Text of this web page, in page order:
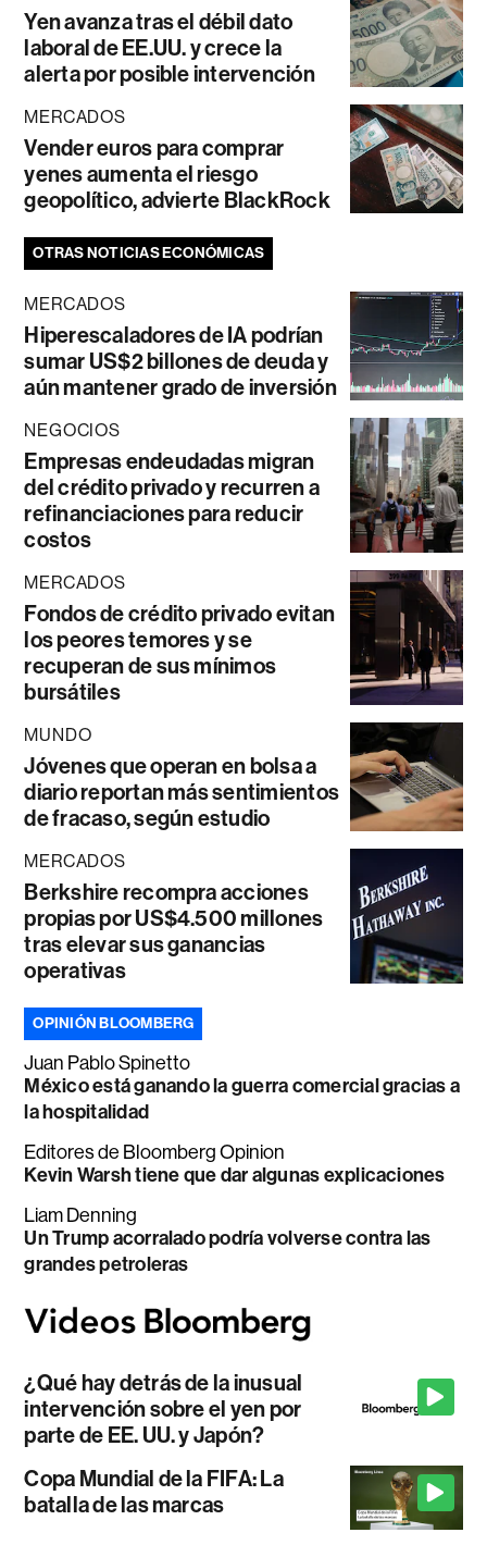
Yen avanza tras el débil dato
laboral de EE.UU. y crece la
alerta por posible intervención
MERCADOS
Vender euros para comprar
yenes aumenta el riesgo
geopolítico, advierte BlackRock
OTRAS NOTICIAS ECONÓMICAS
MERCADOS
Hiperescaladores de IA podrían
sumar US$2 billones de deuda y
aún mantener grado de inversión
NEGOCIOS
Empresas endeudadas migran
del crédito privado y recurren a
refinanciaciones para reducir
costos
MERCADOS
Fondos de crédito privado evitan
los peores temores y se
recuperan de sus mínimos
bursátiles
MUNDO
Jóvenes que operan en bolsa a
diario reportan más sentimientos
de fracaso, según estudio
MERCADOS
Berkshire recompra acciones
propias por US$4.500 millones
tras elevar sus ganancias
operativas
OPINIÓN BLOOMBERG
Juan Pablo Spinetto
México está ganando la guerra comercial gracias a
la hospitalidad
Editores de Bloomberg Opinion
Kevin Warsh tiene que dar algunas explicaciones
Liam Denning
Un Trump acorralado podría volverse contra las
grandes petroleras
¿Qué hay detrás de la inusual
intervención sobre el yen por
parte de EE. UU. y Japón?
Copa Mundial de la FIFA: La
batalla de las marcas